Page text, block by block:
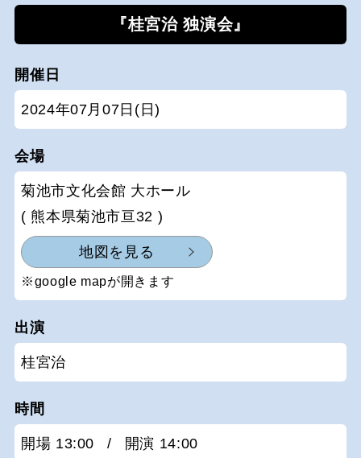
『桂宮治 独演会』
開催日
2024年07月07日(日)
会場
菊池市文化会館 大ホール
( 熊本県菊池市亘32 )
地図を見る
※google mapが開きます
出演
桂宮治
時間
開場 13:00 / 開演 14:00